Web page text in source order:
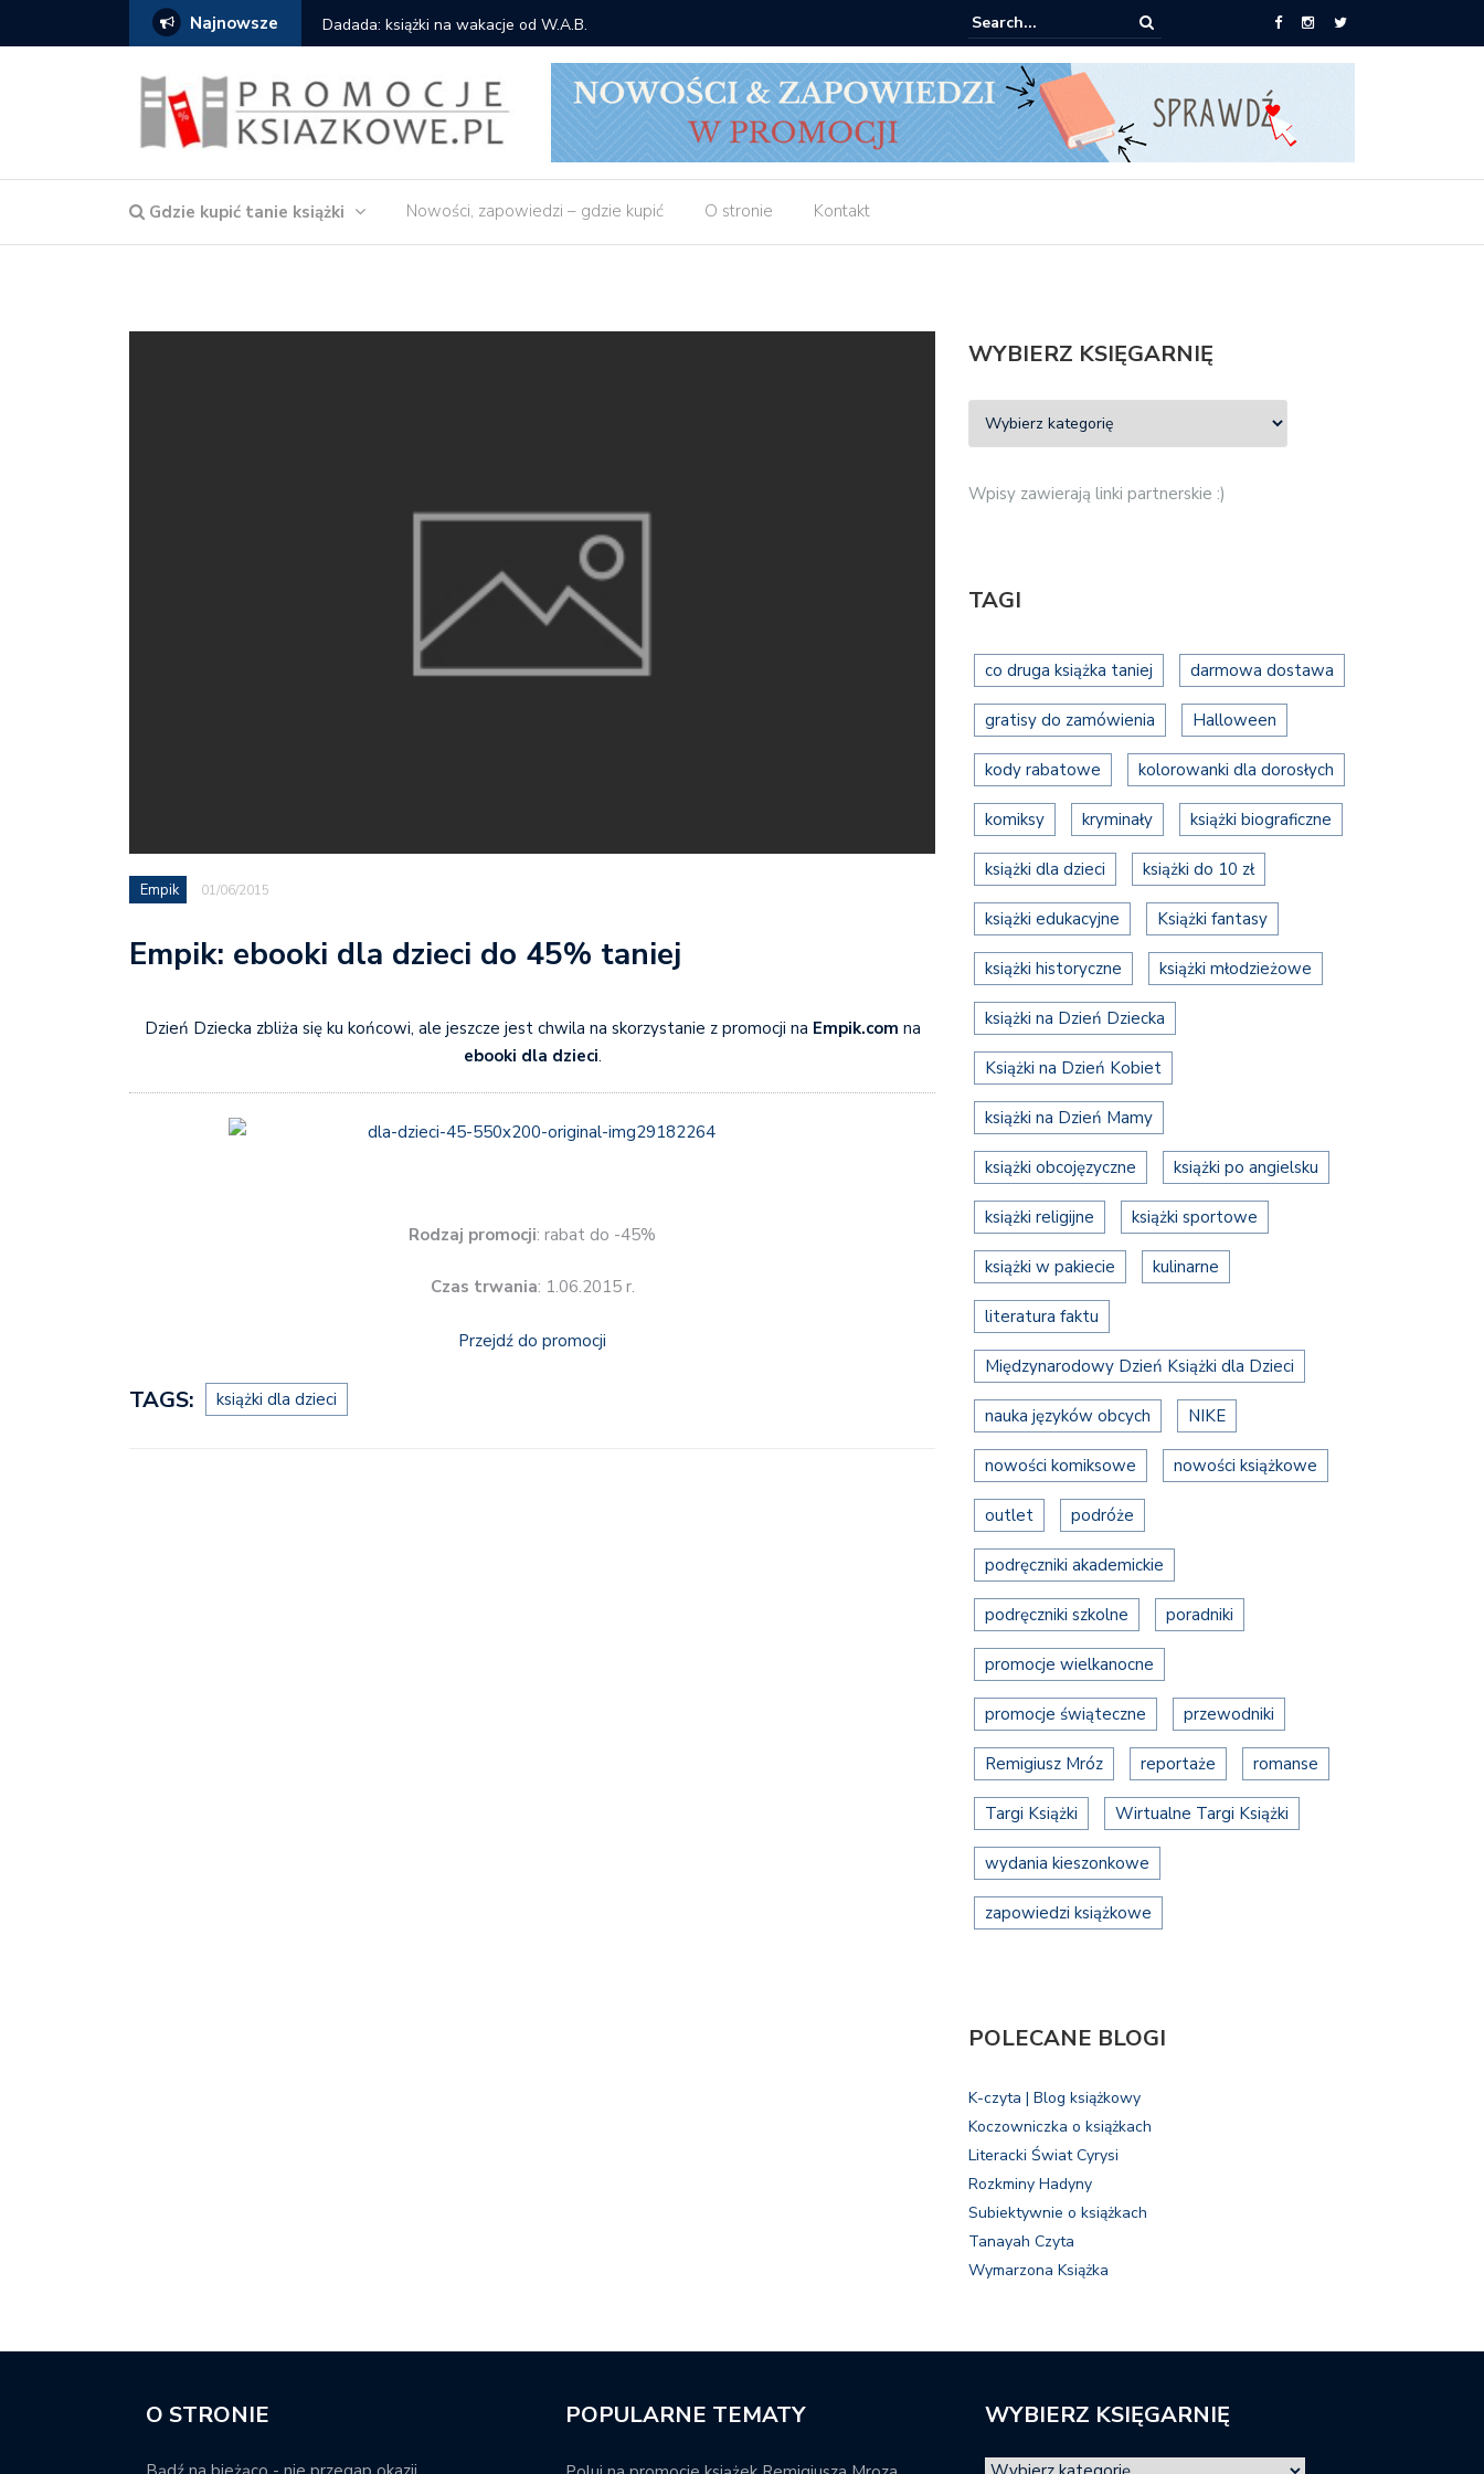
Najnowsze Dadada: książki na wakacje od W.A.B. Gdzie kupić: Mieczysław Gorzka – Copycat
Gdzie kupić tanie książki Nowości, zapowiedzi – gdzie kupić O stronie Kontakt
Empik 01/06/2015
Empik: ebooki dla dzieci do 45% taniej
Dzień Dziecka zbliża się ku końcowi, ale jeszcze jest chwila na skorzystanie z promocji na Empik.com na
ebooki dla dzieci.
Rodzaj promocji: rabat do -45%
Czas trwania: 1.06.2015 r.
Przejdź do promocji
TAGS: książki dla dzieci
WYBIERZ KSIĘGARNIĘ
Wpisy zawierają linki partnerskie :)
TAGI
co druga książka taniej darmowa dostawa
gratisy do zamówienia Halloween
kody rabatowe kolorowanki dla dorosłych
komiksy kryminały książki biograficzne
książki dla dzieci książki do 10 zł
książki edukacyjne Książki fantasy
książki historyczne książki młodzieżowe
książki na Dzień Dziecka
Książki na Dzień Kobiet
książki na Dzień Mamy
książki obcojęzyczne książki po angielsku
książki religijne książki sportowe
książki w pakiecie kulinarne
literatura faktu
Międzynarodowy Dzień Książki dla Dzieci
nauka języków obcych NIKE
nowości komiksowe nowości książkowe
outlet podróże
podręczniki akademickie
podręczniki szkolne poradniki
promocje wielkanocne
promocje świąteczne przewodniki
Remigiusz Mróz reportaże romanse
Targi Książki Wirtualne Targi Książki
wydania kieszonkowe
zapowiedzi książkowe
POLECANE BLOGI
K-czyta | Blog książkowy
Koczowniczka o książkach
Literacki Świat Cyrysi
Rozkminy Hadyny
Subiektywnie o książkach
Tanayah Czyta
Wymarzona Książka
O STRONIE POPULARNE TEMATY WYBIERZ KSIĘGARNIĘ